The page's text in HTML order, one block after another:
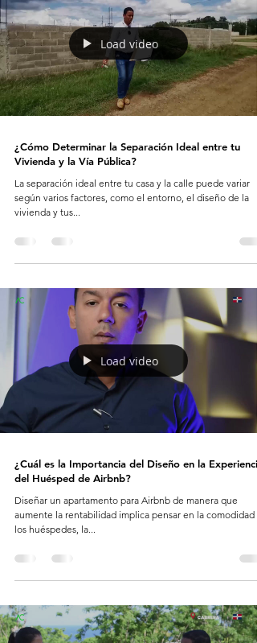
Load video
¿Cómo Determinar la Separación Ideal entre tu
Vivienda y la Vía Pública?
La separación ideal entre tu casa y la calle puede variar
según varios factores, como el entorno, el diseño de la
vivienda y tus...
Load video
¿Cuál es la Importancia del Diseño en la Experiencia
del Huésped de Airbnb?
Diseñar un apartamento para Airbnb de manera que
aumente la rentabilidad implica pensar en la comodidad
los huéspedes, la...